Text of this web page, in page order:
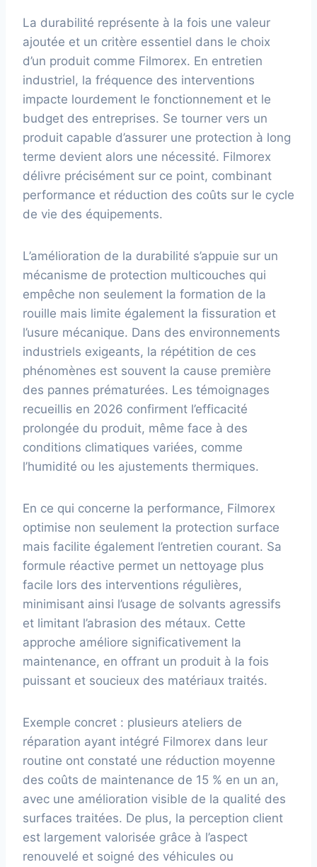
La durabilité représente à la fois une valeur
ajoutée et un critère essentiel dans le choix
d’un produit comme Filmorex. En entretien
industriel, la fréquence des interventions
impacte lourdement le fonctionnement et le
budget des entreprises. Se tourner vers un
produit capable d’assurer une protection à long
terme devient alors une nécessité. Filmorex
délivre précisément sur ce point, combinant
performance et réduction des coûts sur le cycle
de vie des équipements.
L’amélioration de la durabilité s’appuie sur un
mécanisme de protection multicouches qui
empêche non seulement la formation de la
rouille mais limite également la fissuration et
l’usure mécanique. Dans des environnements
industriels exigeants, la répétition de ces
phénomènes est souvent la cause première
des pannes prématurées. Les témoignages
recueillis en 2026 confirment l’efficacité
prolongée du produit, même face à des
conditions climatiques variées, comme
l’humidité ou les ajustements thermiques.
En ce qui concerne la performance, Filmorex
optimise non seulement la protection surface
mais facilite également l’entretien courant. Sa
formule réactive permet un nettoyage plus
facile lors des interventions régulières,
minimisant ainsi l’usage de solvants agressifs
et limitant l’abrasion des métaux. Cette
approche améliore significativement la
maintenance, en offrant un produit à la fois
puissant et soucieux des matériaux traités.
Exemple concret : plusieurs ateliers de
réparation ayant intégré Filmorex dans leur
routine ont constaté une réduction moyenne
des coûts de maintenance de 15 % en un an,
avec une amélioration visible de la qualité des
surfaces traitées. De plus, la perception client
est largement valorisée grâce à l’aspect
renouvelé et soigné des véhicules ou